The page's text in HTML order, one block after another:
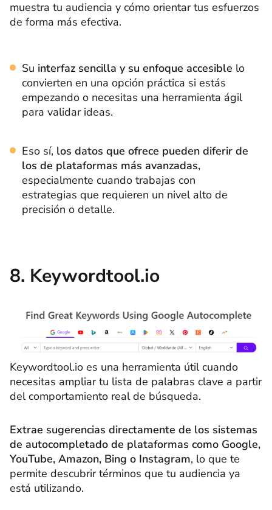
muestra tu audiencia y cómo orientar tus esfuerzos
de forma más efectiva.
Su interfaz sencilla y su enfoque accesible lo
convierten en una opción práctica si estás
empezando o necesitas una herramienta ágil
para validar ideas.
Eso sí, los datos que ofrece pueden diferir de
los de plataformas más avanzadas,
especialmente cuando trabajas con
estrategias que requieren un nivel alto de
precisión o detalle.
8. Keywordtool.io
Keywordtool.io es una herramienta útil cuando
necesitas ampliar tu lista de palabras clave a partir
del comportamiento real de búsqueda.
Extrae sugerencias directamente de los sistemas
de autocompletado de plataformas como Google,
YouTube, Amazon, Bing o Instagram, lo que te
permite descubrir términos que tu audiencia ya
está utilizando.